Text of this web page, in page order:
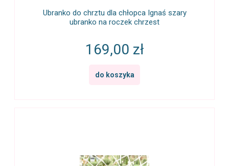
Ubranko do chrztu dla chłopca Ignaś szary
ubranko na roczek chrzest
169,00 zł
do koszyka